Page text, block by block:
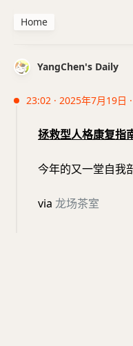
YangChen's Daily
23:02 · 2025年7月19日
拯救型人格康复指
今年的又一堂自我
via 龙场茶室
Home